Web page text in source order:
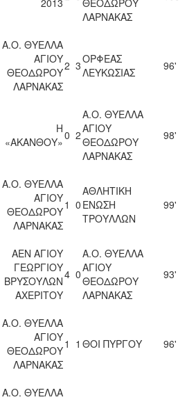
ΛΑΡΝΑΚΑΣ
Α.Ο. ΘΥΕΛΛΑ
ΑΓΙΟΥ
ΘΕΟΔΩΡΟΥ
ΛΑΡΝΑΚΑΣ
2 3ΟΡΦΕΑΣ
ΛΕΥΚΩΣΙΑΣ
96'
Η
«ΑΚΑΝΘΟΥ»0 2
Α.Ο. ΘΥΕΛΛΑ
ΑΓΙΟΥ
ΘΕΟΔΩΡΟΥ
ΛΑΡΝΑΚΑΣ
98'
Α.Ο. ΘΥΕΛΛΑ
ΑΓΙΟΥ
ΘΕΟΔΩΡΟΥ
ΛΑΡΝΑΚΑΣ
1 0
ΑΘΛΗΤΙΚΗ
ΕΝΩΣΗ
ΤΡΟΥΛΛΩΝ
99'
ΑΕΝ ΑΓΙΟΥ
ΓΕΩΡΓΙΟΥ
ΒΡΥΣΟΥΛΩΝ
ΑΧΕΡΙΤΟΥ
4 0
Α.Ο. ΘΥΕΛΛΑ
ΑΓΙΟΥ
ΘΕΟΔΩΡΟΥ
ΛΑΡΝΑΚΑΣ
93'
Α.Ο. ΘΥΕΛΛΑ
ΑΓΙΟΥ
ΘΕΟΔΩΡΟΥ
ΛΑΡΝΑΚΑΣ
1 1 ΘΟΙ ΠΥΡΓΟΥ 96'
Α.Ο. ΘΥΕΛΛΑ